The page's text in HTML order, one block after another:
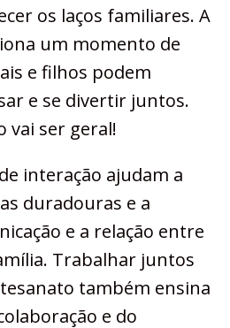
os laços familiares. A
um momento de
e filhos podem
e se divertir juntos.
vai ser geral!
interação ajudam a
duradouras e a
e a relação entre
Trabalhar juntos
também ensina
e do